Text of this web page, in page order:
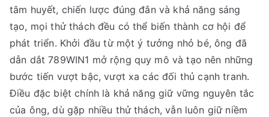
tâm huyết, chiến lược đúng đắn và khả năng sáng
tạo, mọi thử thách đều có thể biến thành cơ hội để
phát triển. Khởi đầu từ một ý tưởng nhỏ bé, ông đã
dẫn dắt 789WIN1 mở rộng quy mô và tạo nên những
bước tiến vượt bậc, vượt xa các đối thủ cạnh tranh.
Điều đặc biệt chính là khả năng giữ vững nguyên tắc
của ông, dù gặp nhiều thử thách, vẫn luôn giữ niềm